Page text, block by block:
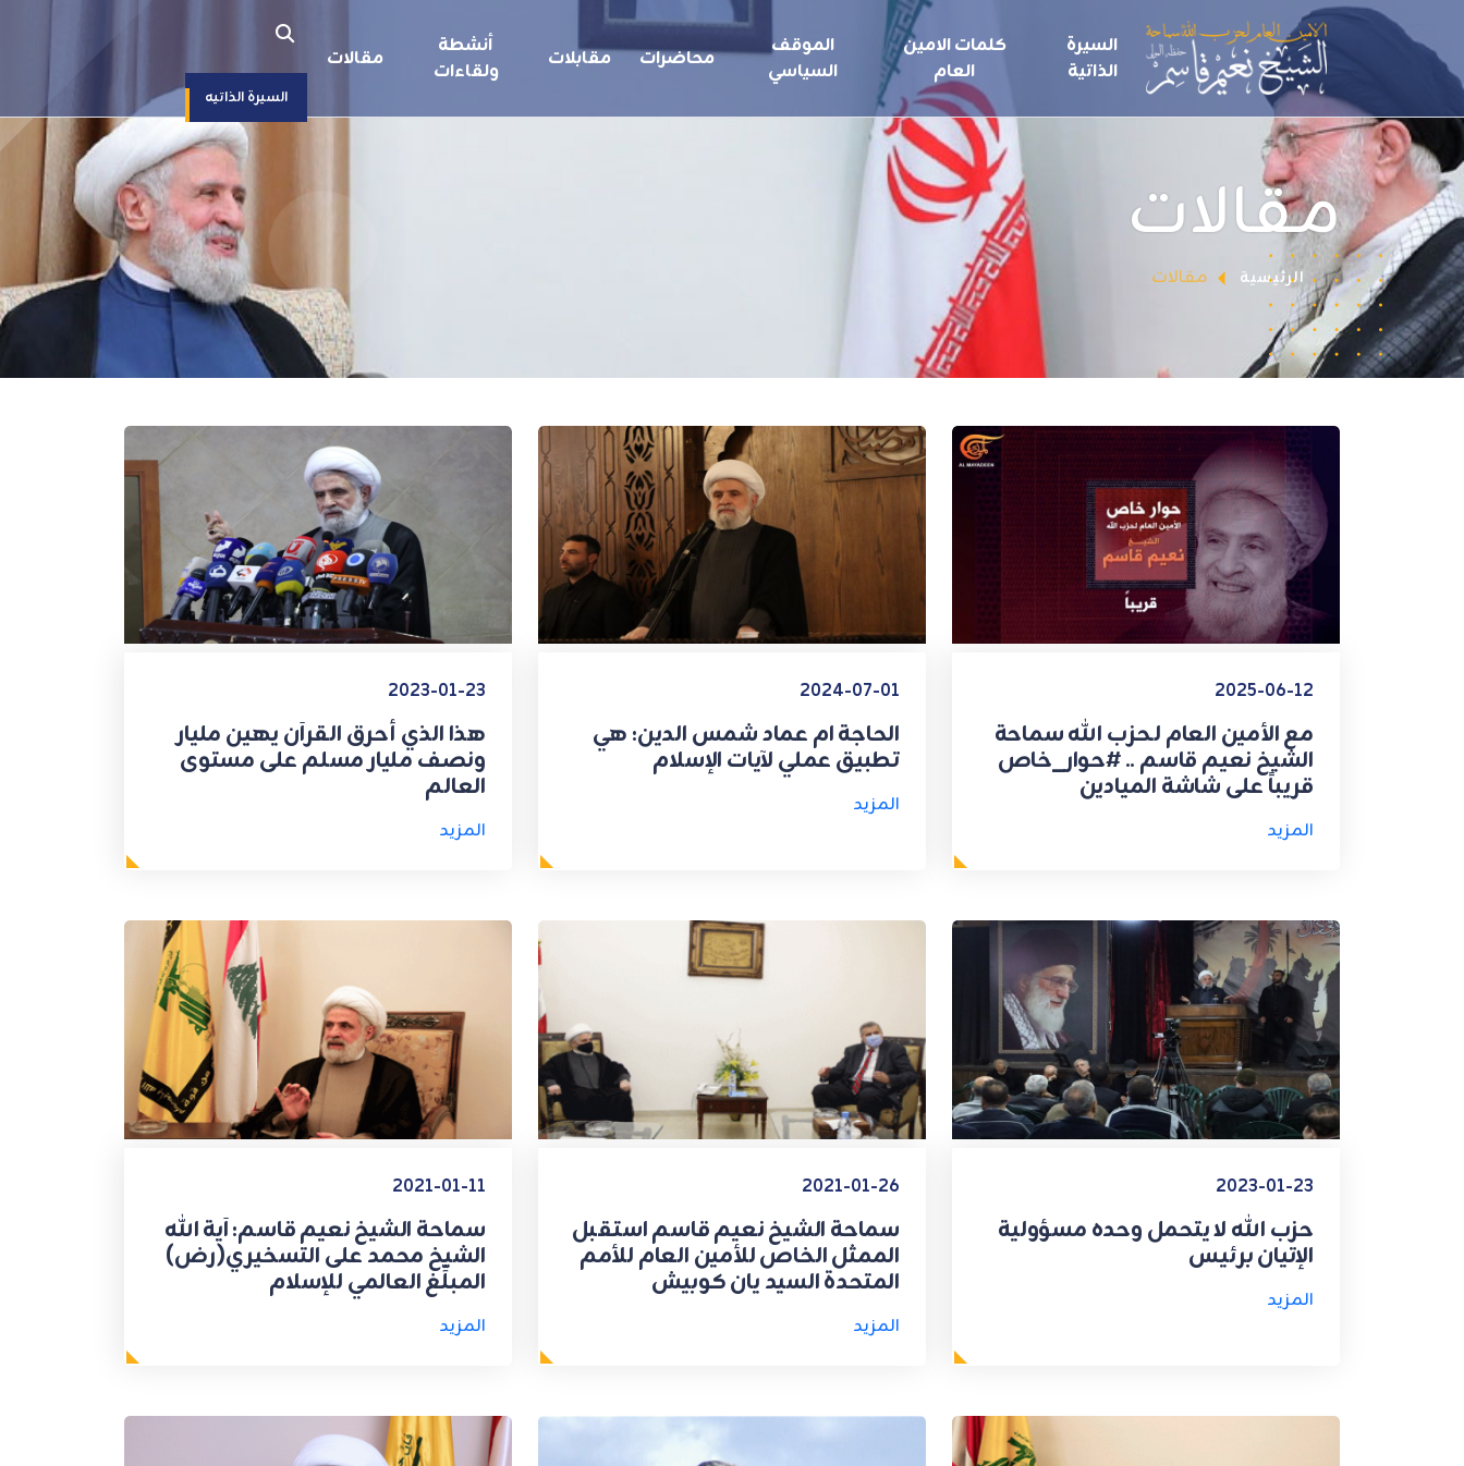
السيرة
الذاتية
كلمات الامين
العام
الموقف
السياسي
محاضرات مقابلات
أنشطة
ولقاءات
مقالات
السيرة الذاتيه
مقالات
الرئيسية مقالات
2025-06-12
مع الأمين العام لـحزب الله سماحة
الشيخ نعيم قاسم .. #حوار_خاص
قريباً على شاشة الميادين
المزيد
2024-07-01
الحاجة ام عماد شمس الدين: هي
تطبيق عملي لآيات الإسلام
المزيد
2023-01-23
هذا الذي أحرق القرآن يهين مليار
ونصف مليار مسلم على مستوى
العالم
المزيد
2023-01-23
حزب الله لا يتحمل وحده مسؤولية
الإتيان برئيس
المزيد
2021-01-26
سماحة الشيخ نعيم قاسم استقبل
الممثل الخاص للأمين العام للأمم
المتحدة السيد يان كوبيش
المزيد
2021-01-11
سماحة الشيخ نعيم قاسم: آية الله
الشيخ محمد على التسخيري(رض)
المبلِّغ العالمي للإسلام
المزيد